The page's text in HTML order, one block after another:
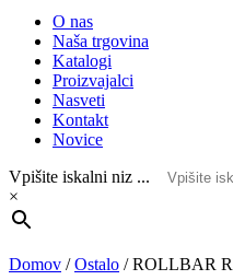
O nas
Naša trgovina
Katalogi
Proizvajalci
Nasveti
Kontakt
Novice
Vpišite iskalni niz ...
×
Domov /Ostalo /ROLLBAR